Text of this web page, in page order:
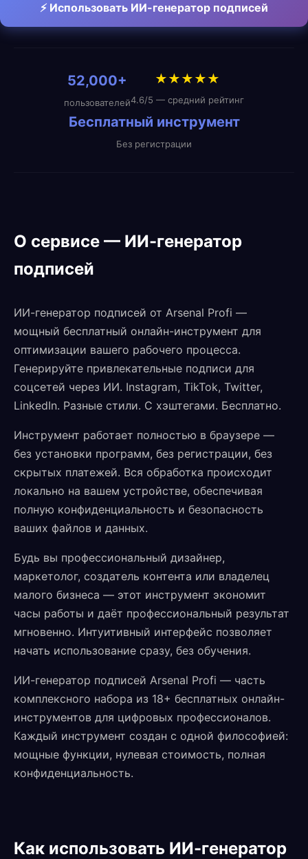
⚡ Использовать ИИ-генератор подписей
52,000+
пользователей
★★★★★
4.6/5 — средний рейтинг
Бесплатный инструмент
Без регистрации
О сервисе — ИИ-генератор
подписей
ИИ-генератор подписей от Arsenal Profi —
мощный бесплатный онлайн-инструмент для
оптимизации вашего рабочего процесса.
Генерируйте привлекательные подписи для
соцсетей через ИИ. Instagram, TikTok, Twitter,
LinkedIn. Разные стили. С хэштегами. Бесплатно.
Инструмент работает полностью в браузере —
без установки программ, без регистрации, без
скрытых платежей. Вся обработка происходит
локально на вашем устройстве, обеспечивая
полную конфиденциальность и безопасность
ваших файлов и данных.
Будь вы профессиональный дизайнер,
маркетолог, создатель контента или владелец
малого бизнеса — этот инструмент экономит
часы работы и даёт профессиональный результат
мгновенно. Интуитивный интерфейс позволяет
начать использование сразу, без обучения.
ИИ-генератор подписей Arsenal Profi — часть
комплексного набора из 18+ бесплатных онлайн-
инструментов для цифровых профессионалов.
Каждый инструмент создан с одной философией:
мощные функции, нулевая стоимость, полная
конфиденциальность.
Как использовать ИИ-генератор